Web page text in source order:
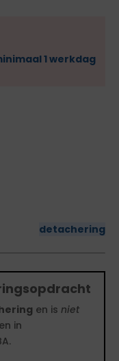
1 werkdag
detachering
en is niet
in